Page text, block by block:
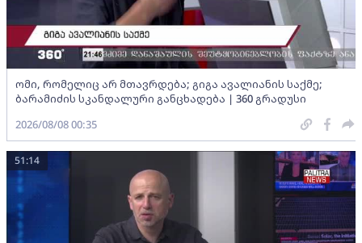
ომი, რომელიც არ მთავრდება; გიგა ავალიანის საქმე;
ბარამიძის სკანდალური განცხადება | 360 გრადუსი
2026/08/08 00:35
51:14